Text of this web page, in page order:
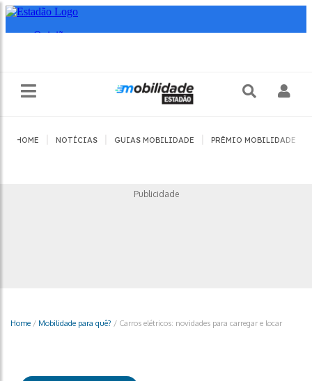
HOME NOTÍCIAS GUIAS MOBILIDADE PRÊMIO MOBILIDADE
Publicidade
Home / Mobilidade para quê? / Carros elétricos: novidades para carregar e locar